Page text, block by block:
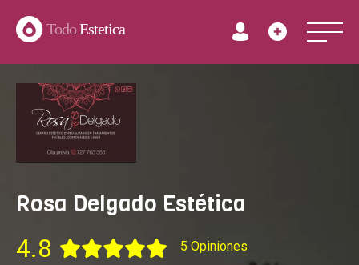
TodoEstetica
Rosa Delgado Estética
4.8
5 Opiniones